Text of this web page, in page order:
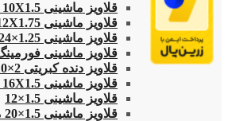
قلاویز ماشینی 10X1.5 میلیمتر .اسکا
قلاویز ماشینی 12X1.75 میلیمتر اسکا
قلاویز ماشینی 1.25×24
قلاویز ماشینی فورمینگ
قلاویز دنده کبریتی 2×10 چپ
قلاویز ماشینی 16X1.5 مارپیچ
قلاویز ماشینی 1.5×12
قلاویز ماشینی 1.5×20 مارپیچ چپ